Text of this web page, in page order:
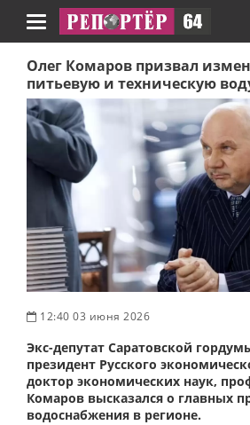
Навигация
Олег Комаров призвал
питьевую и техническую
12:40 03 июня 2026
Экс-депутат Саратовской
президент Русского
доктор экономических наук,
Комаров высказался о главных
водоснабжения в регионе.